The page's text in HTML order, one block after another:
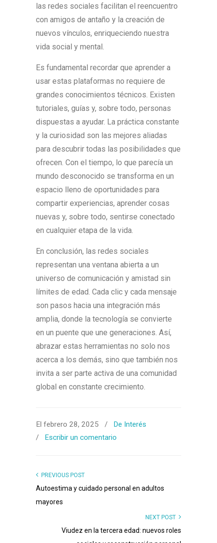
las redes sociales facilitan el reencuentro
con amigos de antaño y la creación de
nuevos vínculos, enriqueciendo nuestra
vida social y mental.
Es fundamental recordar que aprender a
usar estas plataformas no requiere de
grandes conocimientos técnicos. Existen
tutoriales, guías y, sobre todo, personas
dispuestas a ayudar. La práctica constante
y la curiosidad son las mejores aliadas
para descubrir todas las posibilidades que
ofrecen. Con el tiempo, lo que parecía un
mundo desconocido se transforma en un
espacio lleno de oportunidades para
compartir experiencias, aprender cosas
nuevas y, sobre todo, sentirse conectado
en cualquier etapa de la vida.
En conclusión, las redes sociales
representan una ventana abierta a un
universo de comunicación y amistad sin
límites de edad. Cada clic y cada mensaje
son pasos hacia una integración más
amplia, donde la tecnología se convierte
en un puente que une generaciones. Así,
abrazar estas herramientas no solo nos
acerca a los demás, sino que también nos
invita a ser parte activa de una comunidad
global en constante crecimiento.
El febrero 28, 2025 /
De Interés
/ Escribir un comentario
PREVIOUS POST
Autoestima y cuidado personal en adultos
mayores
NEXT POST
Viudez en la tercera edad: nuevos roles